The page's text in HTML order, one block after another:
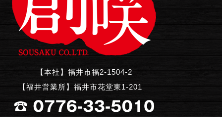
【本社】福井市福2-1504-2
【福井営業所】福井市花堂東1-201